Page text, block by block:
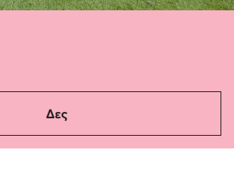
Δες